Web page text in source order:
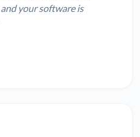
your software is